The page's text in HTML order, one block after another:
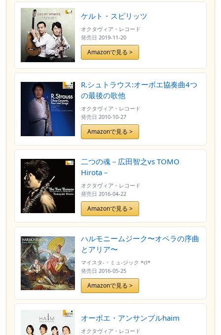
ケルト・スピリッツ
オクタヴィア・レコード
発売日 2019-11-20
Amazonで見る >
R.シュトラウス:オーボエ協奏曲4つ
の最後の歌他
オクタヴィア・レコード
発売日 2010-10-27
Amazonで見る >
二つの魂－広田智之vs TOMO
Hirota－
オクタヴィア・レコード
発売日 2016-04-22
Amazonで見る >
ハルモニームジーク〜オペラの序曲
とアリア〜
マイスタ-・ミュ-ジック *cl*
発売日 2016-05-25
Amazonで見る >
オーボエ・アンサンブルhaim
オクタヴィア・レコード